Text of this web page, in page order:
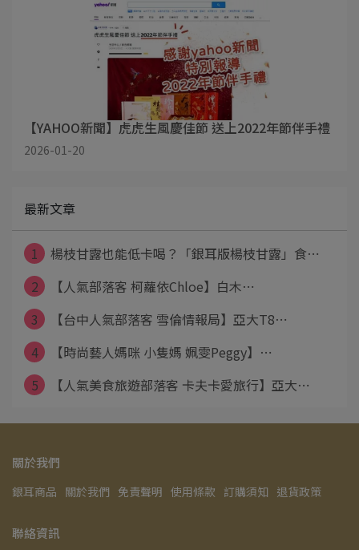
【YAHOO新聞】虎虎生風慶佳節 送上2022年節伴手禮
2026-01-20
最新文章
1
楊枝甘露也能低卡喝？「銀耳版楊枝甘露」食⋯
2
【人氣部落客 柯蘿依Chloe】白木⋯
3
【台中人氣部落客 雪倫情報局】亞大T8⋯
4
【時尚藝人媽咪 小隻媽 姵雯Peggy】⋯
5
【人氣美食旅遊部落客 卡夫卡愛旅行】亞大⋯
關於我們
銀耳商品 關於我們 免責聲明 使用條款 訂購須知 退貨政策
聯絡資訊